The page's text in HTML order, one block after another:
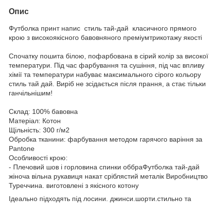
Опис
Футболка принт напис стиль тай-дай класичного прямого
крою з високоякісного бавовняного преміумтрикотажу якості
Спочатку пошита білою, пофарбована в сірий колір за високої
температури. Під час фарбування та сушіння, під час впливу
хімії та температури набуває максимального сірого кольору
стиль тай дай. Виріб не зсідається після прання, а стає тільки
ганчільнішим!
Склад: 100% бавовна
Матеріал: Котон
Щільність: 300 г/м2
Обробка тканини: фарбування методом гарячого варіння за
Pantone
Особливості крою:
- Плечовий шов і горловина спинки оббраФутболка тай-дай
жіноча вільна рукавиця накат сріблястий металік Виробництво
Туреччина. виготовлені з якісного котону
Ідеально підходять під лосини. джинси.шорти.стильно та